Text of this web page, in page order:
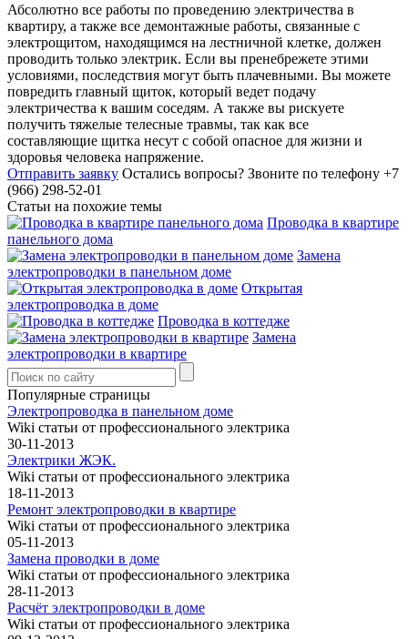
Абсолютно все работы по проведению электричества в
квартиру, а также все демонтажные работы, связанные с
электрощитом, находящимся на лестничной клетке, должен
проводить только электрик. Если вы пренебрежете этими
условиями, последствия могут быть плачевными. Вы можете
повредить главный щиток, который ведет подачу
электричества к вашим соседям. А также вы рискуете
получить тяжелые телесные травмы, так как все
составляющие щитка несут с собой опасное для жизни и
здоровья человека напряжение.
Отправить заявку Остались вопросы? Звоните по телефону +7
(966) 298-52-01
Статьи на похожие темы
Проводка в квартире
панельного дома
Замена
электропроводки в панельном доме
Открытая
электропроводка в доме
Проводка в коттедже
Замена
электропроводки в квартире
Популярные страницы
Электропроводка в панельном доме
Wiki статьи от профессионального электрика
30-11-2013
Электрики ЖЭК.
Wiki статьи от профессионального электрика
18-11-2013
Ремонт электропроводки в квартире
Wiki статьи от профессионального электрика
05-11-2013
Замена проводки в доме
Wiki статьи от профессионального электрика
28-11-2013
Расчёт электропроводки в доме
Wiki статьи от профессионального электрика